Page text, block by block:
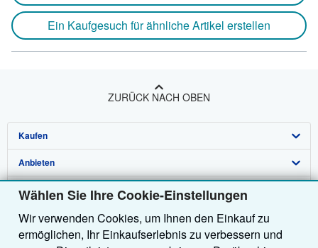
Wählen Sie Ihre Cookie-Einstellungen
Wir verwenden Cookies, um Ihnen den Einkauf zu
ermöglichen, Ihr Einkaufserlebnis zu verbessern und
Ein Kaufgesuch für ähnliche Artikel erstellen
ZURÜCK NACH OBEN
Kaufen
Detailsuche
Sammlungen
Nutzerkonto
Meine Bestellungen
Anbieten
Verkäufer werden
Partnerprogramm
Empfehlen Sie einen Verkäufer
Über uns
Über uns / Impressum
Presse
Hilfe
Hilfebereich
Weitere AbeBooks Unternehmen